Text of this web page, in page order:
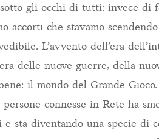
gli occhi di tutti: invece di
accorti che stavamo
L’avvento dell’era
delle nuove guerre, della
il mondo del Grande
persone connesse in Rete ha
e sta diventando una specie di